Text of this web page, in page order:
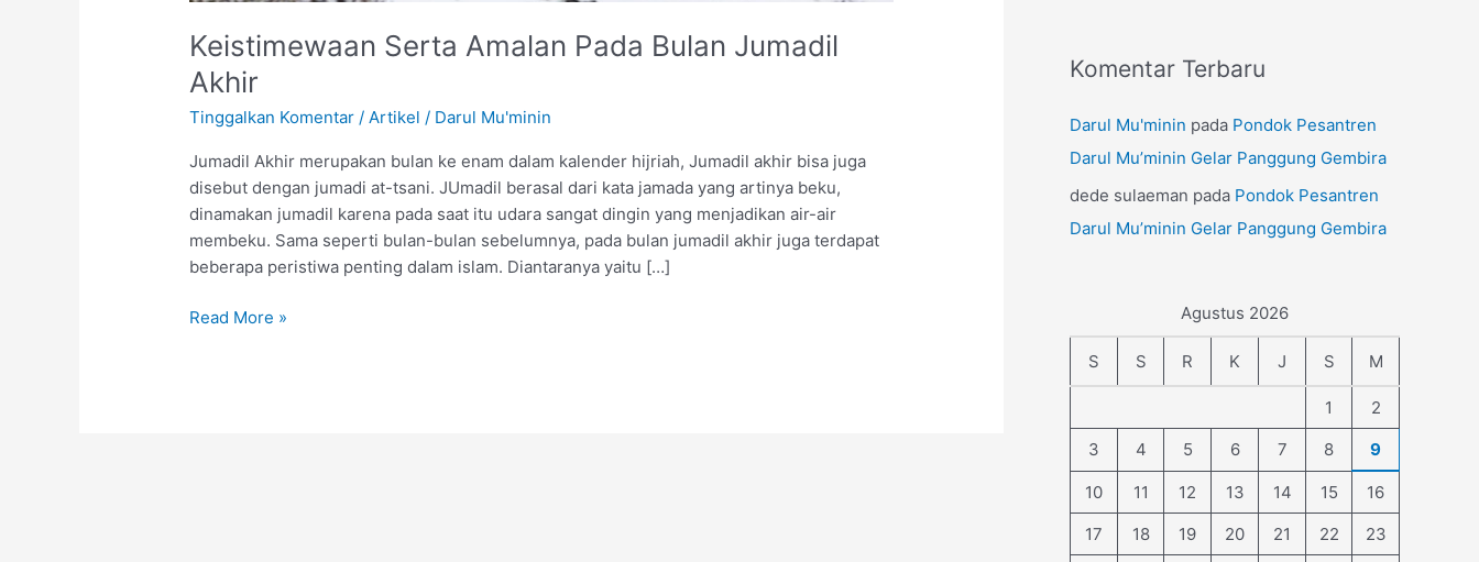
Keistimewaan Serta Amalan Pada Bulan Jumadil
Akhir
Tinggalkan Komentar /Artikel / Darul Mu'minin
Jumadil Akhir merupakan bulan ke enam dalam kalender hijriah, Jumadil akhir bisa juga
disebut dengan jumadi at-tsani. JUmadil berasal dari kata jamada yang artinya beku,
dinamakan jumadil karena pada saat itu udara sangat dingin yang menjadikan air-air
membeku. Sama seperti bulan-bulan sebelumnya, pada bulan jumadil akhir juga terdapat
beberapa peristiwa penting dalam islam. Diantaranya yaitu […]
Read More »
Komentar Terbaru
Darul Mu'minin pada Pondok Pesantren
Darul Mu’minin Gelar Panggung Gembira
dede sulaeman pada Pondok Pesantren
Darul Mu’minin Gelar Panggung Gembira
Agustus 2026
S S R K J S M
1
2
3
4 5 6 7 8 9
10 11 12 13 14 15
16
17
18 19 20 21 22 23